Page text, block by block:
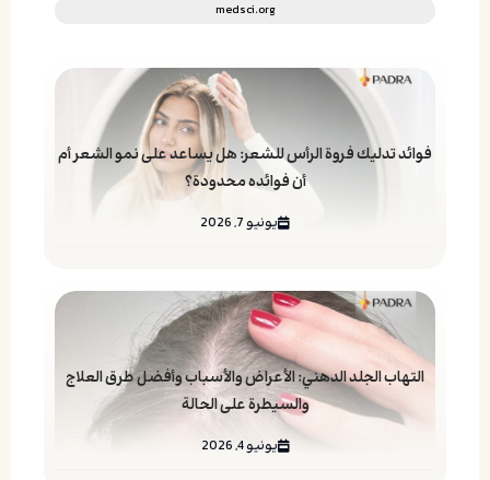
فوائد تدليك فروة الرأس للشعر: هل يساعد على نمو الشعر أم
أن فوائده محدودة؟
يونيو 7, 2026
التهاب الجلد الدهني: الأعراض والأسباب وأفضل طرق العلاج
والسيطرة على الحالة
يونيو 4, 2026
medsci.org